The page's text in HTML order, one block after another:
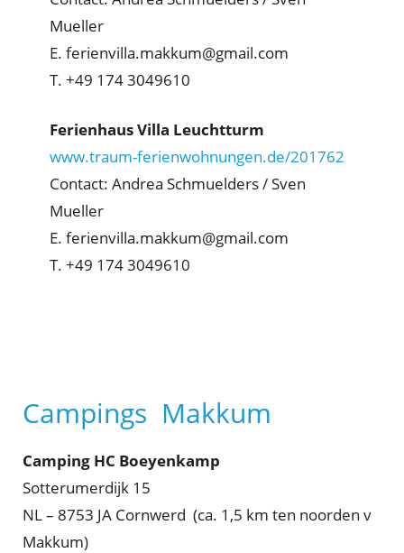
Mueller
E. ferienvilla.makkum@gmail.com
T. +49 174 3049610
Ferienhaus Villa Leuchtturm
www.traum-ferienwohnungen.de/201762
Contact: Andrea Schmuelders / Sven
Mueller
E. ferienvilla.makkum@gmail.com
T. +49 174 3049610
Campings Makkum
Camping HC Boeyenkamp
Sotterumerdijk 15
NL – 8753 JA Cornwerd (ca. 1,5 km ten noorden v
Makkum)